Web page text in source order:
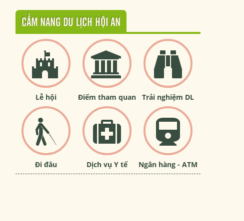
CẨM NANG DU LỊCH HỘI AN
Lễ hội Điểm tham quan Trải nghiệm DL
Đi đâu Dịch vụ Y tế Ngân hàng - ATM